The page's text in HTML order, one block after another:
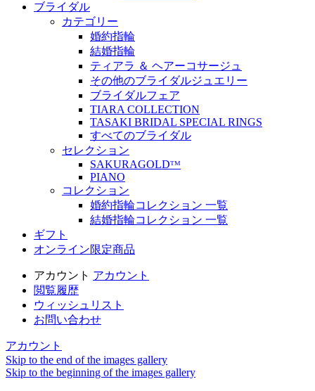
ブライダル
カテゴリー
婚約指輪
結婚指輪
ティアラ ＆ ヘアーコサージュ
その他のブライダルジュエリー
ブライダルフェア
TIARA COLLECTION
TASAKI BRIDAL SPECIAL RINGS
すべてのブライダル
セレクション
SAKURAGOLDᵀᴹ
PIANO
コレクション
婚約指輪コレクション 一覧
結婚指輪コレクション 一覧
ギフト
オンライン限定商品
アカウント アカウント
閲覧履歴
ウィッシュリスト
お問い合わせ
アカウント
Skip to the end of the images gallery
Skip to the beginning of the images gallery